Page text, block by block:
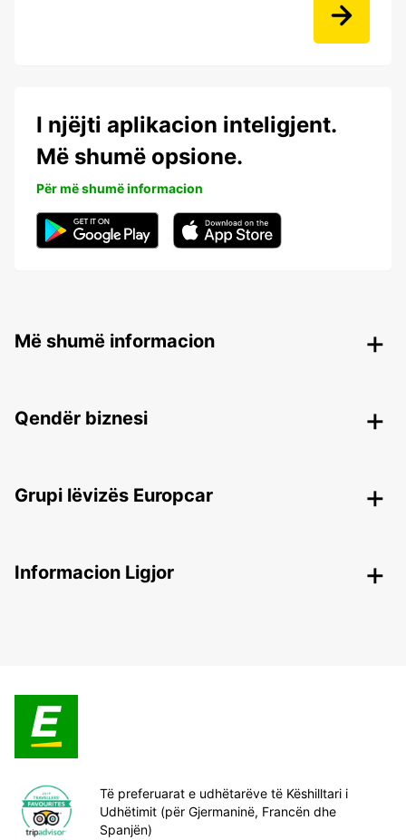
I njëjti aplikacion inteligjent.
Më shumë opsione.
Për më shumë informacion
Më shumë informacion
Qendër biznesi
Grupi lëvizës Europcar
Informacion Ligjor
Të preferuarat e udhëtarëve të Këshilltari i
Udhëtimit (për Gjermaninë, Francën dhe
Spanjën)